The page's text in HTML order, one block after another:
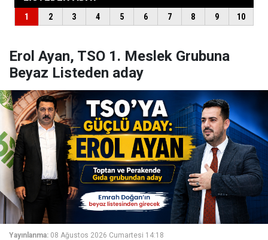
Erol Ayan, TSO 1. Meslek Grubuna
Beyaz Listeden aday
Yayınlanma: 08 Ağustos 2026 Cumartesi 14:18